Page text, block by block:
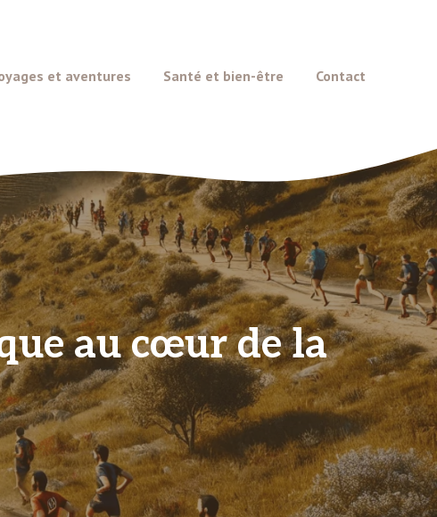
et aventures Santé et bien-être Contact
au cœur de la